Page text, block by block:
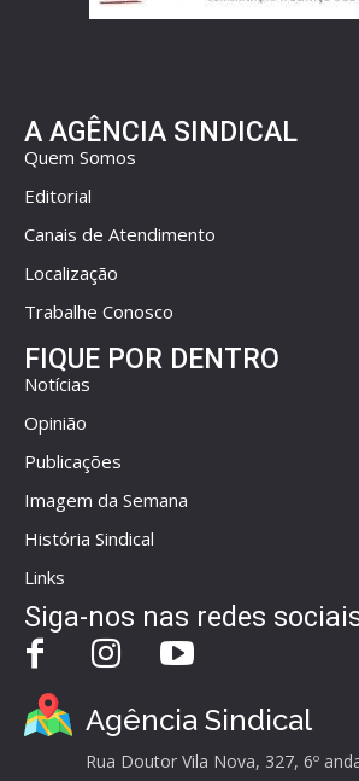
A AGÊNCIA SINDICAL
Quem Somos
Editorial
Canais de Atendimento
Localização
Trabalhe Conosco
FIQUE POR DENTRO
Notícias
Opinião
Publicações
Imagem da Semana
História Sindical
Links
Siga-nos nas redes
Agência Sindical
Rua Doutor Vila Nova, 327, 6º